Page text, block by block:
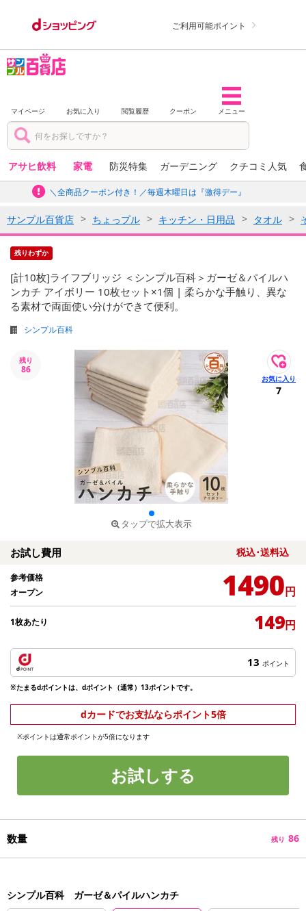
ご利用可能ポイント
マイページ お気に入り 閲覧履歴 クーポン メニュー
アサヒ飲料 家電 防災特集 ガーデニング クチコミ人気
＼全商品クーポン付き！／毎週木曜日は『激得デー』
サンプル百貨店 ちょっプル キッチン・日用品 タオル
残りわずか
[計10枚]ライフブリッジ ＜シンプル百科＞ガーゼ＆パイルハ
ンカチ アイボリー 10枚セット×1個 | 柔らかな手触り、異な
る素材で両面使い分けができて便利。
シンプル百科
残り
86
タップで拡大表示
7
お試し費用 税込･送料込
参考価格
オープン
1490円
1枚あたり 149円
13 ポイント
※たまるdポイントは、dポイント（通常）13ポイントです。
dカードでお支払ならポイント5倍
※ポイントは通常ポイントが5倍になります
お試しする
数量 残り 86
シンプル百科 ガーゼ＆パイルハンカチ